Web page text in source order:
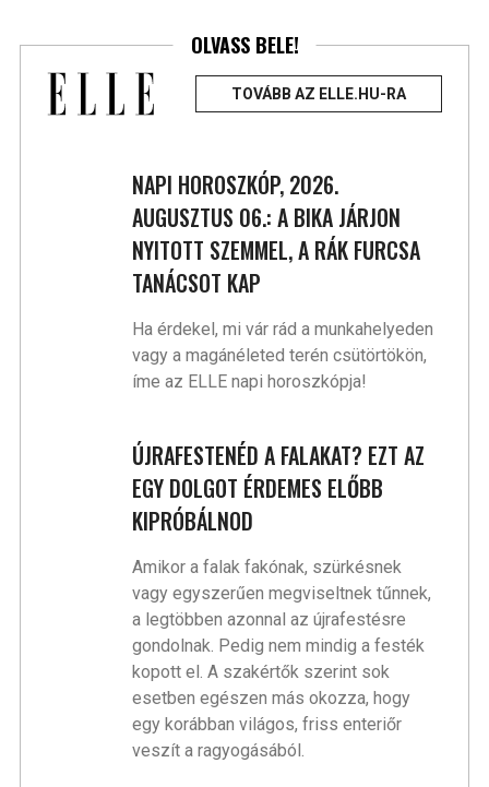
OLVASS BELE!
TOVÁBB AZ ELLE.HU-RA
NAPI HOROSZKÓP, 2026.
AUGUSZTUS 06.: A BIKA JÁRJON
NYITOTT SZEMMEL, A RÁK FURCSA
TANÁCSOT KAP
Ha érdekel, mi vár rád a munkahelyeden
vagy a magánéleted terén csütörtökön,
íme az ELLE napi horoszkópja!
ÚJRAFESTENÉD A FALAKAT? EZT AZ
EGY DOLGOT ÉRDEMES ELŐBB
KIPRÓBÁLNOD
Amikor a falak fakónak, szürkésnek
vagy egyszerűen megviseltnek tűnnek,
a legtöbben azonnal az újrafestésre
gondolnak. Pedig nem mindig a festék
kopott el. A szakértők szerint sok
esetben egészen más okozza, hogy
egy korábban világos, friss enteriőr
veszít a ragyogásából.